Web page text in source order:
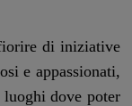
di iniziative
e appassionati,
luoghi dove poter